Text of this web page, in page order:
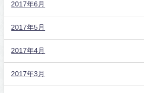
2017年6月
2017年5月
2017年4月
2017年3月